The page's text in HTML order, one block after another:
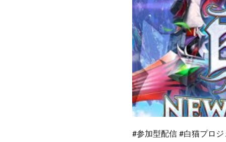
#参加型配信 #白猫プロ